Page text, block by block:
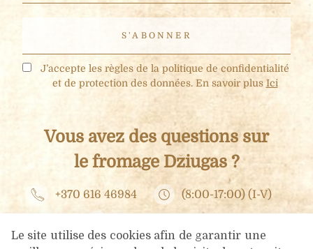
J’accepte les règles de la politique de confidentialité
et de protection des données. En savoir plus Ici
Vous avez des questions sur
le fromage Džiugas ?
+370 616 46984 (8:00-17:00) (I-V)
Le site utilise des cookies afin de garantir une